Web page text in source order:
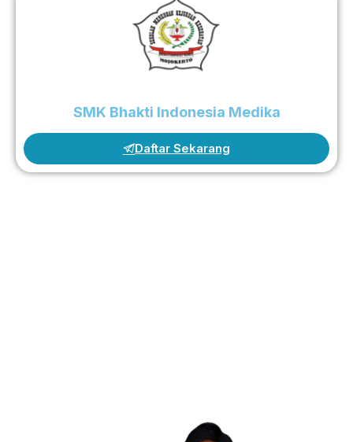
SMK Bhakti Indonesia Medika
Daftar Sekarang